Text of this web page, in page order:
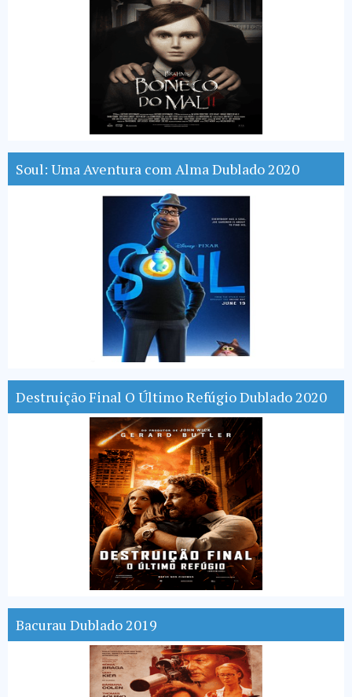
Soul: Uma Aventura com Alma Dublado 2020
Destruição Final O Último Refúgio Dublado 2020
Bacurau Dublado 2019